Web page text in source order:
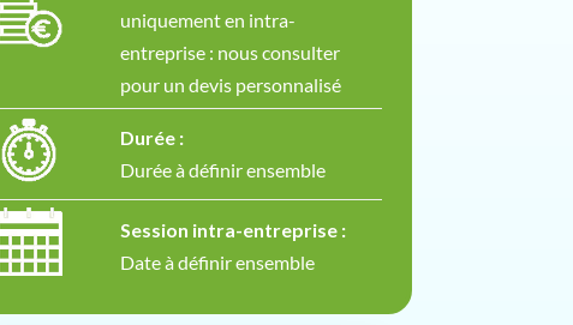
uniquement en intra-
entreprise : nous consulter
pour un devis personnalisé
Durée :
Durée à définir ensemble
Session intra-entreprise :
Date à définir ensemble